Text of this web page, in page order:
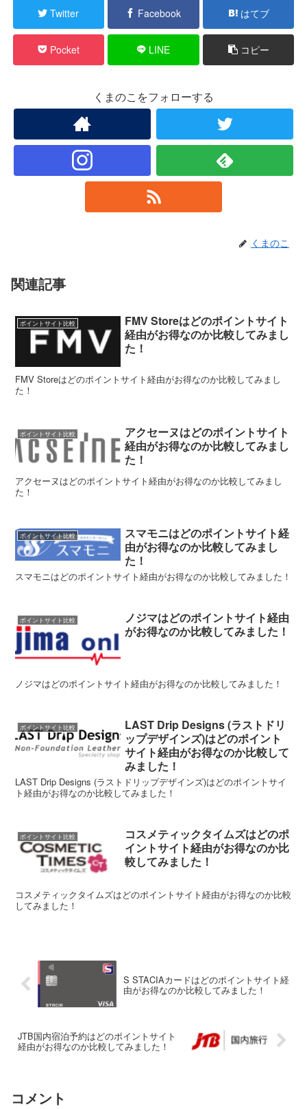
Twitter Facebook はてブ
Pocket LINE コピー
くまのこをフォローする
くまのこ
関連記事
ポイントサイト比較
FMV Storeはどのポイントサイト
経由がお得なのか比較してみまし
た！
FMV Storeはどのポイントサイト経由がお得なのか比較してみまし
た！
ポイントサイト比較
アクセーヌはどのポイントサイト
経由がお得なのか比較してみまし
た！
アクセーヌはどのポイントサイト経由がお得なのか比較してみまし
た！
ポイントサイト比較
スマモニはどのポイントサイト経
由がお得なのか比較してみまし
た！
スマモニはどのポイントサイト経由がお得なのか比較してみました！
ポイントサイト比較
ノジマはどのポイントサイト経由
がお得なのか比較してみました！
ノジマはどのポイントサイト経由がお得なのか比較してみました！
ポイントサイト比較
LAST Drip Designs (ラストドリ
ップデザインズ)はどのポイント
サイト経由がお得なのか比較して
みました！
LAST Drip Designs (ラストドリップデザインズ)はどのポイントサイ
ト経由がお得なのか比較してみました！
ポイントサイト比較
コスメティックタイムズはどのポ
イントサイト経由がお得なのか比
較してみました！
コスメティックタイムズはどのポイントサイト経由がお得なのか比較
してみました！
S STACIAカードはどのポイントサイト経
由がお得なのか比較してみました！
JTB国内宿泊予約はどのポイントサイト
経由がお得なのか比較してみました！
コメント